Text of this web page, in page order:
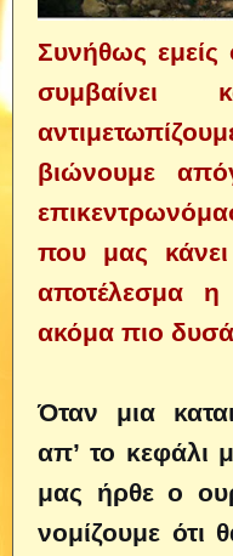
Συνήθως εμείς
συμβαίνει
βιώνουμε
που μας
αποτέλεσμα
ακόμα πιο
Όταν μια
απ’ το κεφάλι
μας ήρθε ο
νομίζουμε ότι